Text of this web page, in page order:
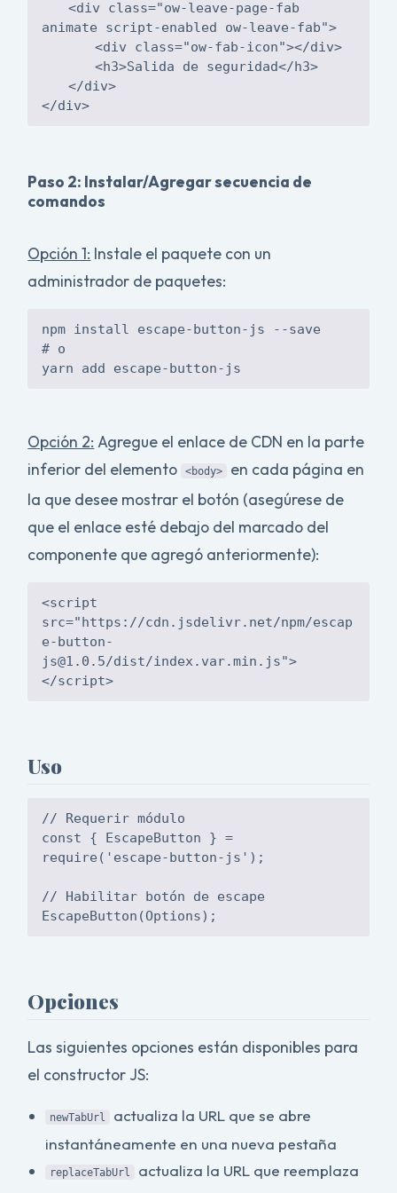
<div class="ow-leave-page-fab
</div>
Paso 2: Instalar/Agregar secuencia de
comandos
Opción 1: Instale el paquete con un
administrador de paquetes:
npm install escape-button-js --save
# o
Opción 2: Agregue el enlace de CDN en la parte
inferior del elemento
<body>
en cada página en
la que desee mostrar el botón (asegúrese de
que el enlace esté debajo del marcado del
componente que agregó anteriormente):
<script
src="https://cdn.jsdelivr.net/npm/escap
e-button-
js@1.0.5/dist/index.var.min.js">
Uso
// Requerir módulo
const { EscapeButton } =
require('escape-button-js');
// Habilitar botón de escape
Opciones
Las siguientes opciones están disponibles para
el constructor JS:
newTabUrl
actualiza la URL que se abre
instantáneamente en una nueva pestaña
replaceTabUrl
actualiza la URL que reemplaza